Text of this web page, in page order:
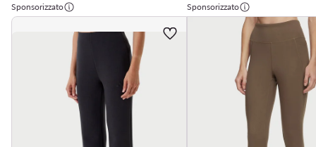
Sponsorizzato Sponsorizzato